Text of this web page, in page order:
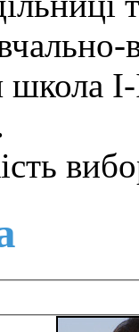
школа